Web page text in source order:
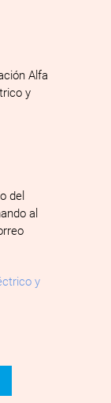
Alfa
y
del
al
y